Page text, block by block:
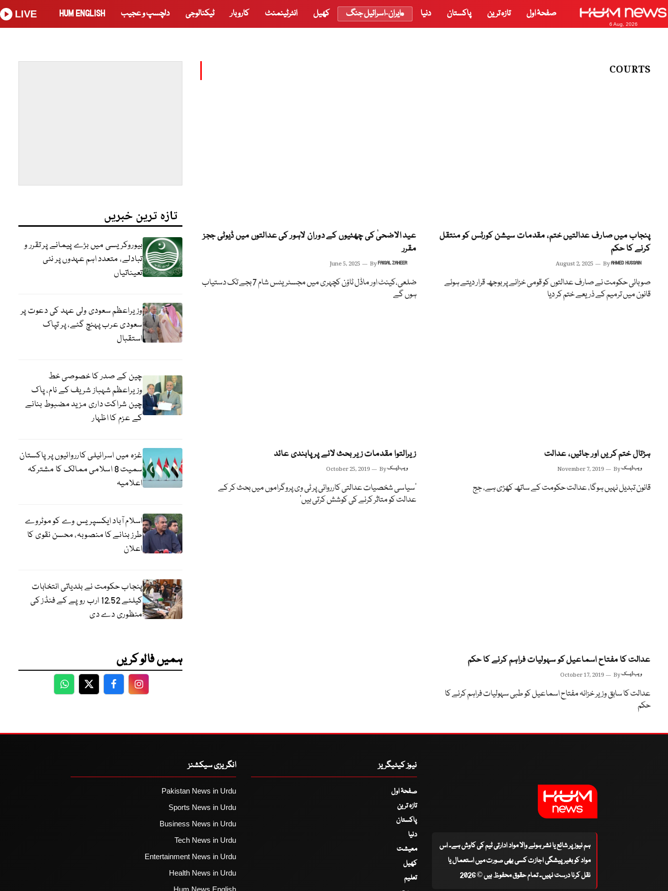
6 Aug, 2026
صفحۂ اول تازہ ترین پاکستان دنیا ایران-اسرائیل جنگ کھیل انٹرٹینمنٹ کاروبار ٹیکنالوجی دلچسپ و عجیب HUM ENGLISH
LIVE
COURTS
پنجاب میں صارف عدالتیں ختم، مقدمات سیشن کورٹس کو منتقل
کرنے کا حکم
August 2, 2025 ByAHMED HUSSAIN
صوبائی حکومت نے صارف عدالتوں کو قومی خزانے پر بوجھ قرار دیتے ہوئے
قانون میں ترمیم کے ذریعے ختم کر دیا
عید الاضحیٰ کی چھٹیوں کے دوران لاہور کی عدالتوں میں ڈیوٹی ججز
مقرر
June 5, 2025 ByFAISAL ZAHEER
ضلعی،کینٹ اور ماڈل ٹاؤن کچہری میں مجسٹریٹس شام 7 بجے تک دستیاب
ہوں گے
ہڑتال ختم کریں اور جائیں، عدالت
November 7, 2019 Byویب ڈیسک
قانون تبدیل نہیں ہوگا، عدالت حکومت کے ساتھ کھڑی ہے، جج
زیرالتوا مقدمات زیر بحث لانے پر پابندی عائد
October 25, 2019 Byویب ڈیسک
‘سیاسی شخصیات عدالتی کارروائی پر ٹی وی پروگراموں میں بحث کر کے
عدالت کو متاثر کرنے کی کوشش کرتی ہیں’
عدالت کا مفتاح اسماعیل کو سہولیات فراہم کرنے کا حکم
October 17, 2019 Byویب ڈیسک
عدالت کا سابق وزیر خزانہ مفتاح اسماعیل کو طبی سہولیات فراہم کرنے کا
حکم
تازہ ترین خبریں
بیوروکریسی میں بڑے پیمانے پر تقرر و
تبادلے، متعدد اہم عہدوں پر نئی
تعیناتیاں
وزیراعظم سعودی ولی عہد کی دعوت پر
سعودی عرب پہنچ گئے، پر تپاک
استقبال
چین کے صدر کا خصوصی خط
وزیراعظم شہباز شریف کے نام، پاک
چین شراکت داری مزید مضبوط بنانے
کے عزم کا اظہار
غزہ میں اسرائیلی کارروائیوں پر پاکستان
سمیت 8 اسلامی ممالک کا مشترکہ
اعلامیہ
اسلام آباد ایکسپریس وے کو موٹروے
طرز بنانے کا منصوبہ، محسن نقوی کا
اعلان
پنجاب حکومت نے بلدیاتی انتخابات
کیلئے 12.52 ارب روپے کے فنڈز کی
منظوری دے دی
ہمیں فالو کریں
WhatsApp
TwitterFacebookFacebook
ہم نیوز پر شائع یا نشر ہونے والا مواد ادارتی ٹیم کی کاوش ہے۔ اس
مواد کو بغیر پیشگی اجازت کسی بھی صورت میں استعمال یا
نقل کرنا درست نہیں۔ تمام حقوق محفوظ ہیں © 2026
نیوز کیٹیگریز
صفحۂ اول
تازہ ترین
پاکستان
دنیا
معیشت
کھیل
تعلیم
انگریزی سیکشنز
Pakistan News in Urdu
Sports News in Urdu
Business News in Urdu
Tech News in Urdu
Entertainment News in Urdu
Health News in Urdu
Hum News English